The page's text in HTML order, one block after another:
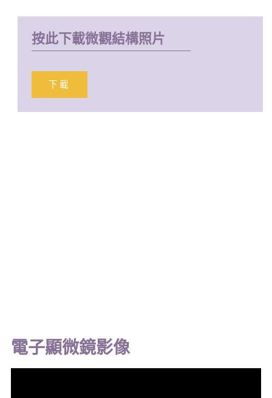
按此下載微觀結構照片
下載
電子顯微鏡影像